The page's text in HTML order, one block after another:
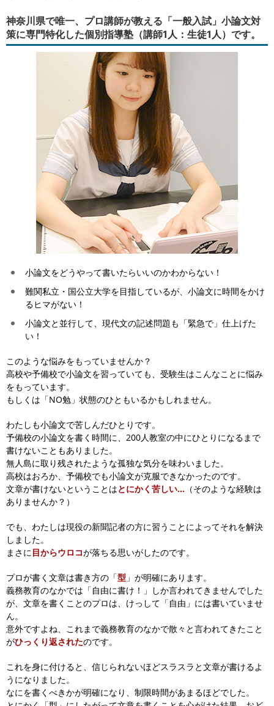
神奈川県で唯一、プロ講師が教える「一般入試」小論文対
策に専門特化した個別指導塾（講師1人：生徒1人）です。
小論文をどうやって書いたらいいのかわからない！
難関私立・国公立大学を目指しているが、小論文に時間をかけ
るヒマがない！
小論文と並行して、現代文の記述問題も「緊急で」仕上げた
い！
このような悩みをもっていませんか？
高校や予備校で小論文を習っていても、受験生はこんなことに悩み
をもっています。
もしくは「NO勉」状態のひともいるかもしれません。
わたしも小論文で苦しんだひとりです。
予備校の小論文を書く時間に、200人教室の中にひとりになるまで
書けないこともありました。
無人島に取り残されたような孤独な気分を味わいました。
高校はおろか、予備校でも小論文が克服できなかったのです。
文章が書けないということはとにかく苦しい… （そのような経験は
ありませんか？）
でも、わたしは現役の新聞記者の方に習うことによってそれを解決
しました。
まさに 目からウロコが落ちる思いがしたのです。
プロが書く文章は書き方の「型 」が明確にあります。
義務教育のなかでは「自由に書け！」しか言われてきませんでした
が、 文章を書くことのプロは、けっして「自由」には書いていませ
ん。
意外ですよね、これまで義務教育のなかで散々と言われてきたこと
がひっくり返されたのです。
これを身に付けると、信じられないほどスラスラと文章が書けるよ
うになりました。
なにを書くべきかが明確になり、制限時間があまるほどでした。